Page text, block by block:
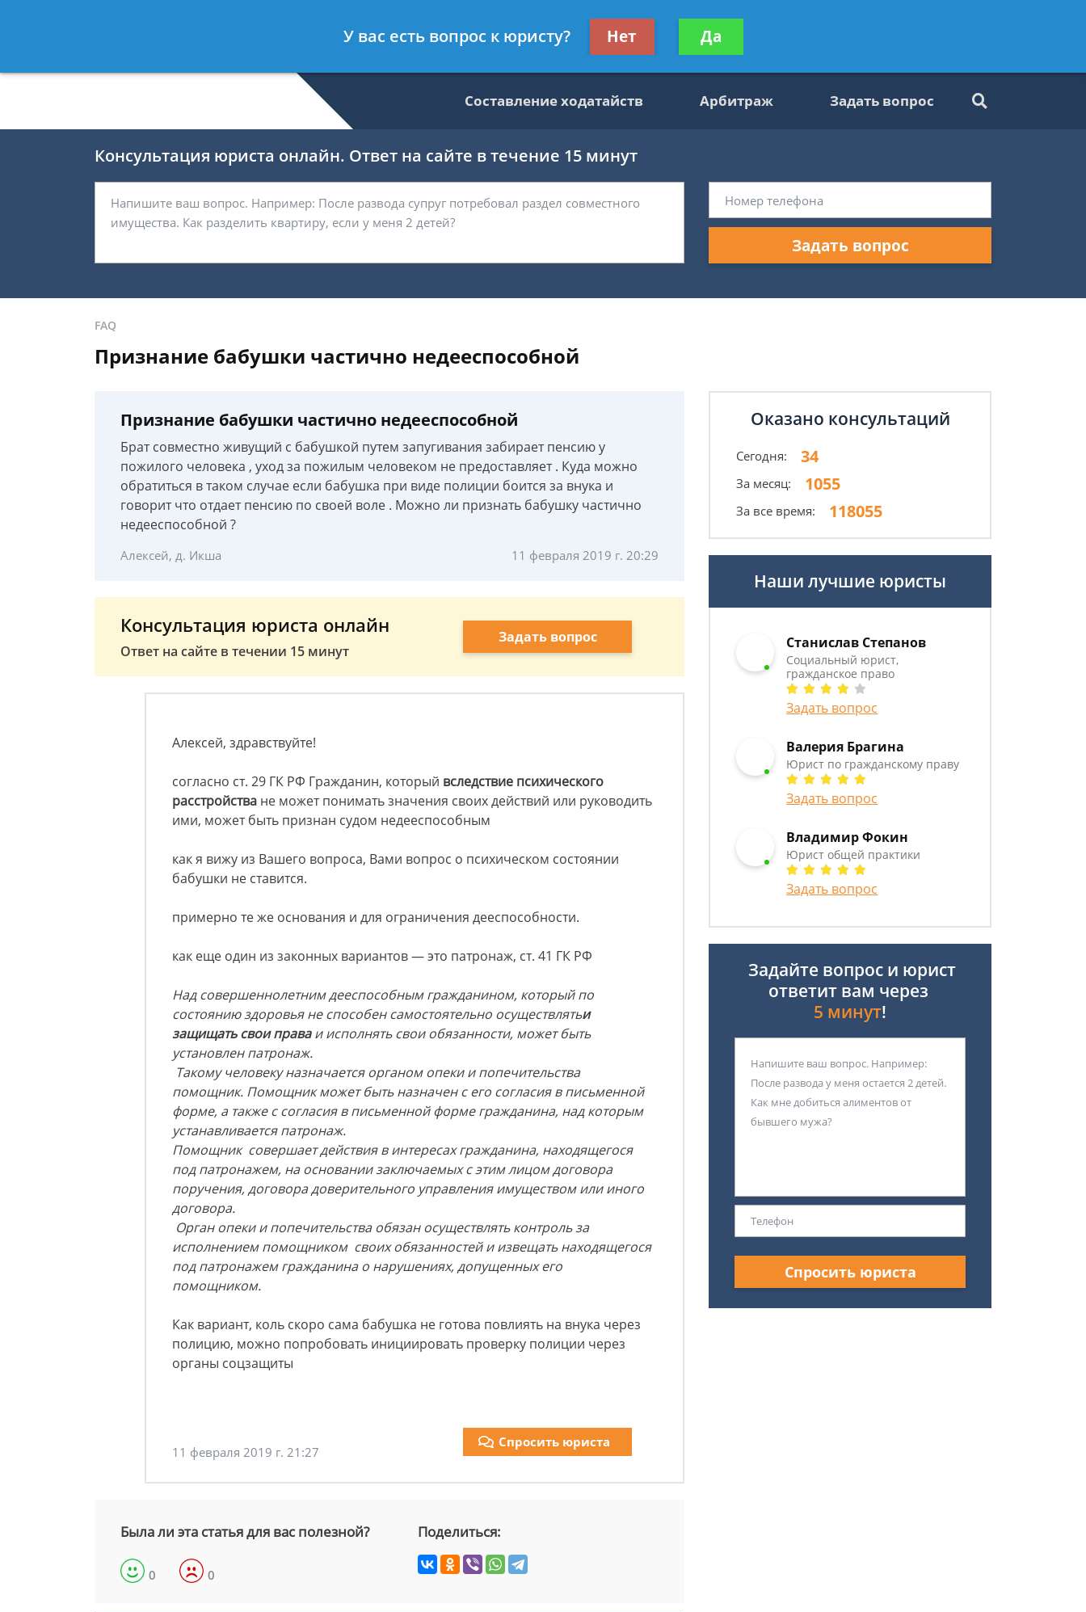
- Юрист по гражданскому праву
Получите консультацию
бесплатно
Составление ходатайств Арбитраж Задать вопрос
Консультация юриста онлайн. Ответ на сайте в течение 15 минут
Задать вопрос
FAQ
Признание бабушки частично недееспособной
Признание бабушки частично недееспособной
Брат совместно живущий с бабушкой путем запугивания забирает пенсию у
пожилого человека , уход за пожилым человеком не предоставляет . Куда можно
обратиться в таком случае если бабушка при виде полиции боится за внука и
говорит что отдает пенсию по своей воле . Можно ли признать бабушку частично
недееспособной ?
Алексей, д. Икша 11 февраля 2019 г. 20:29
Консультация юриста онлайн
Ответ на сайте в течении 15 минут
Задать вопрос
Алексей, здравствуйте!
согласно ст. 29 ГК РФ Гражданин, который вследствие психического
расстройства не может понимать значения своих действий или руководить
ими, может быть признан судом недееспособным
как я вижу из Вашего вопроса, Вами вопрос о психическом состоянии
бабушки не ставится.
примерно те же основания и для ограничения дееспособности.
как еще один из законных вариантов — это патронаж, ст. 41 ГК РФ
Над совершеннолетним дееспособным гражданином, который по
состоянию здоровья не способен самостоятельно осуществлятьи
защищать свои праваи исполнять свои обязанности, может быть
установлен патронаж.
Такому человеку назначается органом опеки и попечительства
помощник. Помощник может быть назначен с его согласия в письменной
форме, а также с согласия в письменной форме гражданина, над которым
устанавливается патронаж.
Помощник совершает действия в интересах гражданина, находящегося
под патронажем, на основании заключаемых с этим лицом договора
поручения, договора доверительного управления имуществом или иного
договора.
Орган опеки и попечительства обязан осуществлять контроль за
исполнением помощником своих обязанностей и извещать находящегося
под патронажем гражданина о нарушениях, допущенных его
помощником.
Как вариант, коль скоро сама бабушка не готова повлиять на внука через
полицию, можно попробовать инициировать проверку полиции через
органы соцзащиты
11 февраля 2019 г. 21:27
Спросить юриста
Была ли эта статья для вас полезной?
0 0
Поделиться:
Оказано консультаций
Сегодня: 34
За месяц: 1055
За все время: 118055
Наши лучшие юристы
Станислав Степанов
Социальный юрист,
гражданское право
Задать вопрос
Валерия Брагина
Юрист по гражданскому праву
Задать вопрос
Владимир Фокин
Юрист общей практики
Задать вопрос
Задайте вопрос и юрист
ответит вам через
5 минут!
Спросить юриста
У вас есть вопрос к юристу? Нет Да